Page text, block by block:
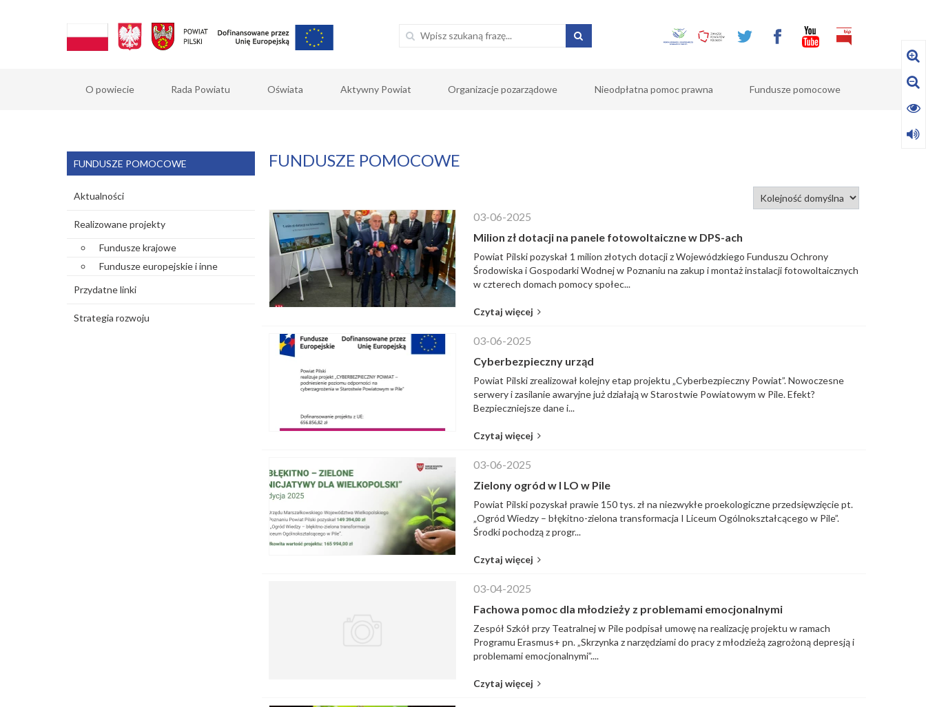
O powiecie Rada Powiatu Oświata Aktywny Powiat Organizacje pozarządowe Nieodpłatna pomoc prawna Fundusze pomocowe
FUNDUSZE POMOCOWE
03-06-2025
Milion zł dotacji na panele fotowoltaiczne w DPS-ach
Powiat Pilski pozyskał 1 milion złotych dotacji z Wojewódzkiego Funduszu Ochrony
Środowiska i Gospodarki Wodnej w Poznaniu na zakup i montaż instalacji fotowoltaicznych
w czterech domach pomocy społec...
Czytaj więcej
03-06-2025
Cyberbezpieczny urząd
Powiat Pilski zrealizował kolejny etap projektu „Cyberbezpieczny Powiat”. Nowoczesne
serwery i zasilanie awaryjne już działają w Starostwie Powiatowym w Pile. Efekt?
Bezpieczniejsze dane i...
Czytaj więcej
03-06-2025
Zielony ogród w I LO w Pile
Powiat Pilski pozyskał prawie 150 tys. zł na niezwykłe proekologiczne przedsięwzięcie pt.
„Ogród Wiedzy – błękitno-zielona transformacja I Liceum Ogólnokształcącego w Pile”.
Środki pochodzą z progr...
Czytaj więcej
03-04-2025
Fachowa pomoc dla młodzieży z problemami emocjonalnymi
Zespół Szkół przy Teatralnej w Pile podpisał umowę na realizację projektu w ramach
Programu Erasmus+ pn. „Skrzynka z narzędziami do pracy z młodzieżą zagrożoną depresją i
problemami emocjonalnymi”....
Czytaj więcej
FUNDUSZE POMOCOWE
Aktualności
Realizowane projekty
Fundusze krajowe
Fundusze europejskie i inne
Przydatne linki
Strategia rozwoju